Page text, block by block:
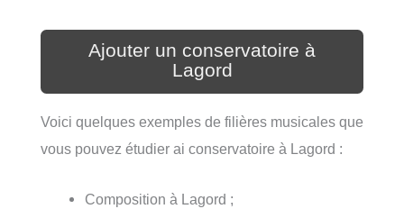
Ajouter un conservatoire à
Lagord
Voici quelques exemples de filières musicales que
vous pouvez étudier ai conservatoire à Lagord :
Composition à Lagord ;